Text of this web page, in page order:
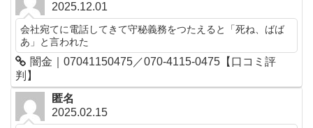
2025.12.01
会社宛てに電話してきて守秘義務をつたえると「死ね、ばば
あ」と言われた
闇金｜07041150475／070-4115-0475【口コミ評
判】
匿名
2025.02.15